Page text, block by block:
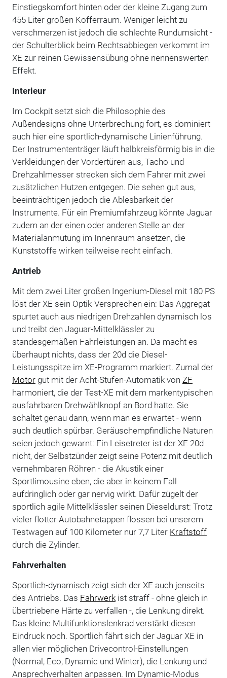
Einstiegskomfort hinten oder der kleine Zugang zum
455 Liter großen Kofferraum. Weniger leicht zu
verschmerzen ist jedoch die schlechte Rundumsicht -
der Schulterblick beim Rechtsabbiegen verkommt im
XE zur reinen Gewissensübung ohne nennenswerten
Effekt.
Interieur
Im Cockpit setzt sich die Philosophie des
Außendesigns ohne Unterbrechung fort, es dominiert
auch hier eine sportlich-dynamische Linienführung.
Der Instrumententräger läuft halbkreisförmig bis in die
Verkleidungen der Vordertüren aus, Tacho und
Drehzahlmesser strecken sich dem Fahrer mit zwei
zusätzlichen Hutzen entgegen. Die sehen gut aus,
beeinträchtigen jedoch die Ablesbarkeit der
Instrumente. Für ein Premiumfahrzeug könnte Jaguar
zudem an der einen oder anderen Stelle an der
Materialanmutung im Innenraum ansetzen, die
Kunststoffe wirken teilweise recht einfach.
Antrieb
Mit dem zwei Liter großen Ingenium-Diesel mit 180 PS
löst der XE sein Optik-Versprechen ein: Das Aggregat
spurtet auch aus niedrigen Drehzahlen dynamisch los
und treibt den Jaguar-Mittelklässler zu
standesgemäßen Fahrleistungen an. Da macht es
überhaupt nichts, dass der 20d die Diesel-
Leistungsspitze im XE-Programm markiert. Zumal der
Motorgut mit der Acht-Stufen-Automatik von ZF
harmoniert, die der Test-XE mit dem markentypischen
ausfahrbaren Drehwählknopf an Bord hatte. Sie
schaltet genau dann, wenn man es erwartet - wenn
auch deutlich spürbar. Geräuschempfindliche Naturen
seien jedoch gewarnt: Ein Leisetreter ist der XE 20d
nicht, der Selbstzünder zeigt seine Potenz mit deutlich
vernehmbaren Röhren - die Akustik einer
Sportlimousine eben, die aber in keinem Fall
aufdringlich oder gar nervig wirkt. Dafür zügelt der
sportlich agile Mittelklässler seinen Dieseldurst: Trotz
vieler flotter Autobahnetappen flossen bei unserem
Testwagen auf 100 Kilometer nur 7,7 Liter Kraftstoff
durch die Zylinder.
Fahrverhalten
Sportlich-dynamisch zeigt sich der XE auch jenseits
des Antriebs. Das Fahrwerkist straff - ohne gleich in
übertriebene Härte zu verfallen -, die Lenkung direkt.
Das kleine Multifunktionslenkrad verstärkt diesen
Eindruck noch. Sportlich fährt sich der Jaguar XE in
allen vier möglichen Drivecontrol-Einstellungen
(Normal, Eco, Dynamic und Winter), die Lenkung und
Ansprechverhalten anpassen. Im Dynamic-Modus